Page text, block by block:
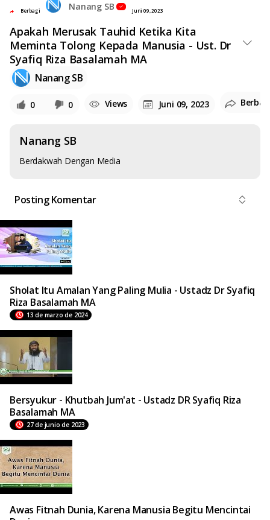
Berbagi Nanang SB Juni 09, 2023
Apakah Merusak Tauhid Ketika Kita
Meminta Tolong Kepada Manusia - Ust. Dr
Syafiq Riza Basalamah MA
Nanang SB
0 0 Views Juni 09, 2023
Nanang SB
Berdakwah Dengan Media
Posting Komentar
Sholat Itu Amalan Yang Paling Mulia - Ustadz Dr Syafiq
Riza Basalamah MA
13 de marzo de 2024
Bersyukur - Khutbah Jum'at - Ustadz DR Syafiq Riza
Basalamah MA
27 de junio de 2023
Awas Fitnah Dunia, Karena Manusia Begitu Mencintai